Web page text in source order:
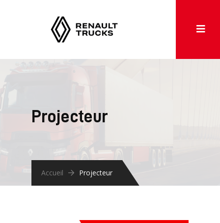
Projecteur
Accueil Projecteur